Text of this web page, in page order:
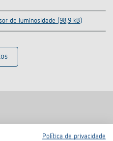
de luminosidade (98,9 kB)
Política de privacidade